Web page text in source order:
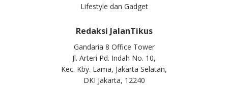
Lifestyle dan Gadget
Redaksi JalanTikus
Gandaria 8 Office Tower
Jl. Arteri Pd. Indah No. 10,
Kec. Kby. Lama, Jakarta Selatan,
DKI Jakarta, 12240